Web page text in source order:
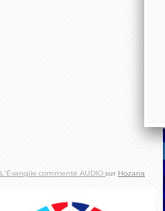
L'Évangile commenté AUDIO sur Hozana